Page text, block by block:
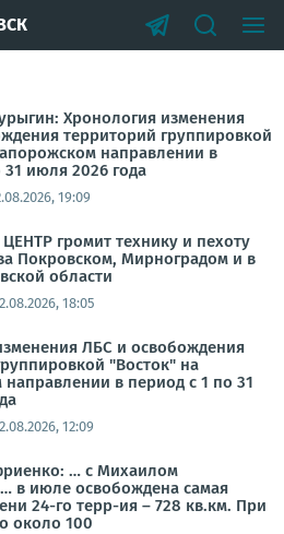
Хронология изменения
территорий группировкой
направлении в
31 июля 2026 года
19:09
громит технику и пехоту
Покровском, Мирноградом и в
области
18:05
ЛБС и освобождения
"Восток" на
в период с 1 по 31
12:09
… с Михаилом
в июле освобождена самая
24-го терр-ия – 728 кв.км. При
около 100